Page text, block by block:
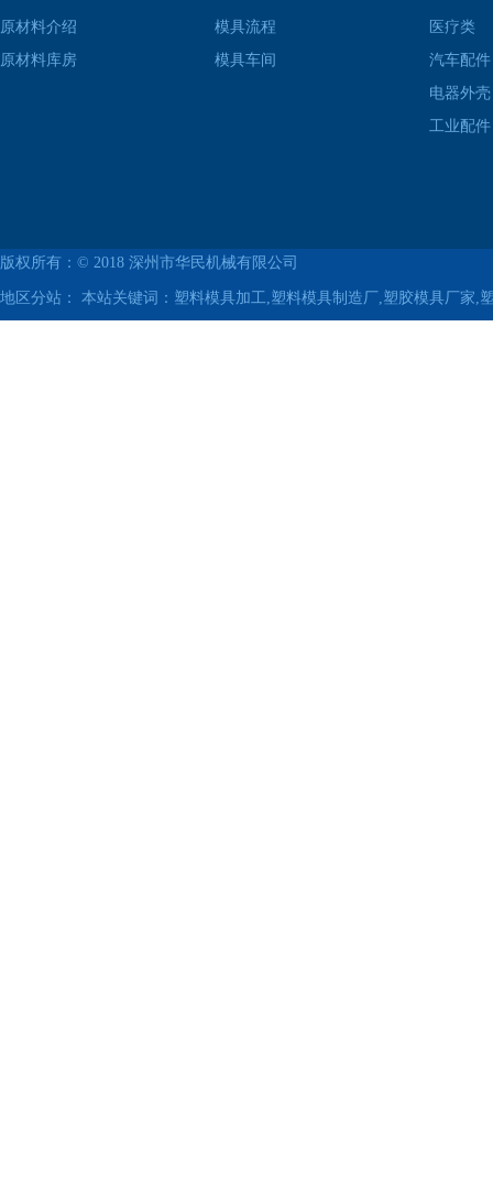
原材料介绍
原材料库房
模具流程
模具车间
医疗类
汽车配件
电器外壳
工业配件
版权所有：© 2018 深州市华民机械有限公司
地区分站： 本站关键词：塑料模具加工,塑料模具制造厂,塑胶模具厂家,